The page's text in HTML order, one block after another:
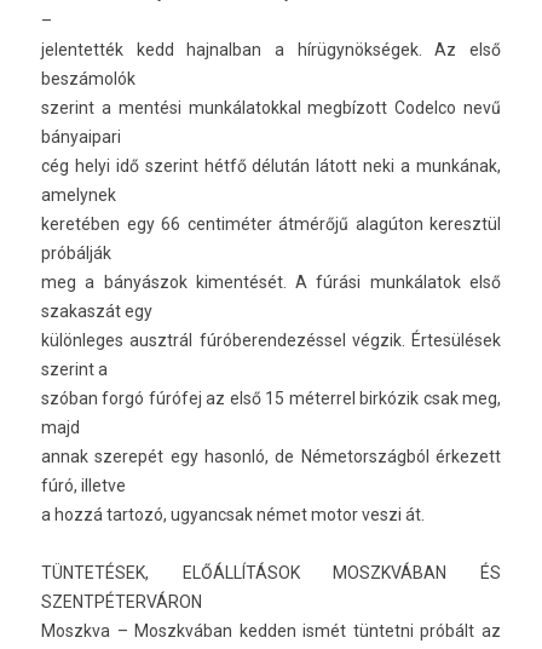
–
jelen­tették kedd haj­nalban a hírügynökségek. Az első
beszámolók
szerint a mentési mun­kálatokk­al megbízott Co­del­co nevű
bányaipari
cég helyi idő szerint hétfő délután látott neki a munkának,
amelynek
keretében egy 66 cen­timét­er átmérőjű alagúton keresztül
próbálják
meg a bányászok kimen­tését. A fúrási munkálatok első
szakas­zát egy
külön­leges ausztrál fúróberen­dezés­sel végzik. Értesülések
szerint a
szóban forgó fúrófej az első 15 méter­rel birkózik csak meg,
majd
annak szerepét egy hasonló, de Németország­ból érkezett
fúró, il­let­ve
a hozzá tar­tozó, ugyancsak német motor veszi át.
TÜNTETÉSEK, ELŐÁLLÍTÁSOK MOSZKVÁBAN ÉS
SZENTPÉTER­VÁRON
Moszkva – Moszkvában kedd­en ismét tün­tetni próbált az